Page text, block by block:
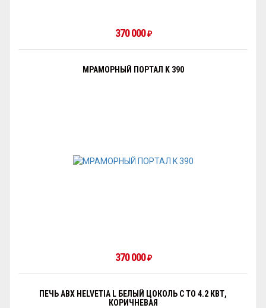
370 000₽
МРАМОРНЫЙ ПОРТАЛ K 390
370 000₽
ПЕЧЬ ABX HELVETIA L БЕЛЫЙ ЦОКОЛЬ С ТО 4.2 КВТ,
КОРИЧНЕВАЯ